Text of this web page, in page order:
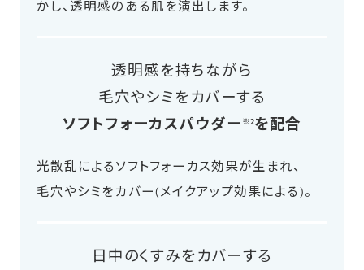
かし、透明感のある肌を演出します。
透明感を持ちながら
毛穴やシミをカバーする
ソフトフォーカスパウダー ※2を配合
光散乱によるソフトフォーカス効果が生まれ、
毛穴やシミをカバー(メイクアップ効果による)。
日中のくすみをカバーする